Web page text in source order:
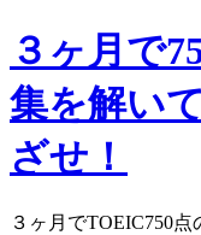
３ヶ月で
集を解い
ざせ！
３ヶ月でTOEIC750